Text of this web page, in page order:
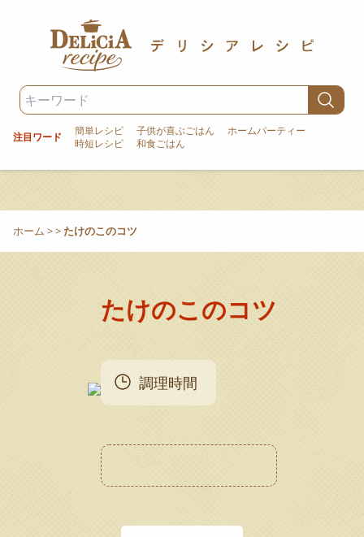
注目ワード 簡単レシピ 子供が喜ぶごはん
ホームパーティー
時短レシピ
和食ごはん
ホーム >>たけのこのコツ
たけのこのコツ
調理時間